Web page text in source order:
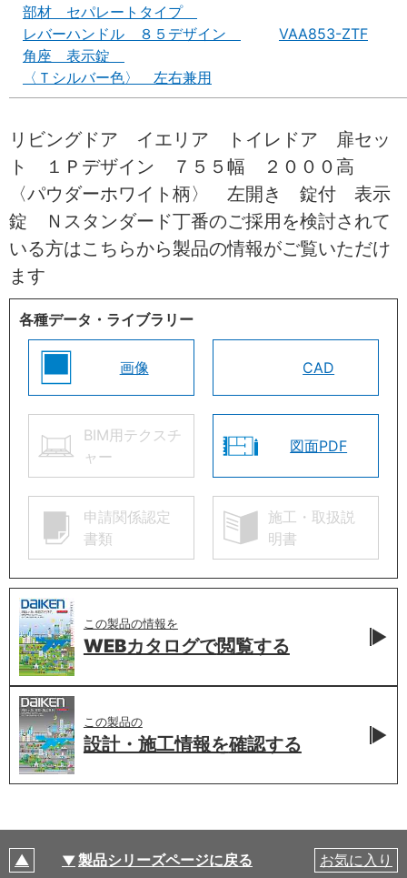
部材 セパレートタイプ
レバーハンドル ８５デザイン
角座 表示錠
〈Ｔシルバー色〉 左右兼用
VAA853-ZTF
リビングドア イエリア トイレドア 扉セッ
ト １Ｐデザイン ７５５幅 ２０００高
〈パウダーホワイト柄〉 左開き 錠付 表示
錠 Ｎスタンダード丁番のご採用を検討されて
いる方はこちらから製品の情報がご覧いただけ
ます
各種データ・ライブラリー
画像 CAD
BIM用テクスチ
ャー
図面PDF
申請関係認定
書類
施工・取扱説
明書
この製品の情報を
WEBカタログで閲覧する
この製品の
設計・施工情報を確認する
製品シリーズページに戻る お気に入り